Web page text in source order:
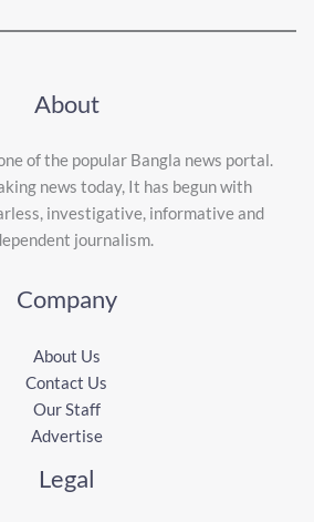
About
of the popular Bangla news portal.
news today, It has begun with
investigative, informative and
journalism.
Company
About Us
Contact Us
Our Staff
Advertise
Legal